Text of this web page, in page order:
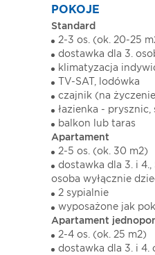
POKOJE
Standard
2-3 os. (ok. 20-25
dostawka dla 3.
klimatyzacja
TV-SAT, lodówka
czajnik (na
łazienka - prysznic,
balkon lub taras
Apartament
2-5 os. (ok. 30 m2)
dostawka dla 3. i 4.,
osoba wyłącznie
2 sypialnie
wyposażone jak
Apartament
2-4 os. (ok. 25 m2)
dostawka dla 3. i 4.